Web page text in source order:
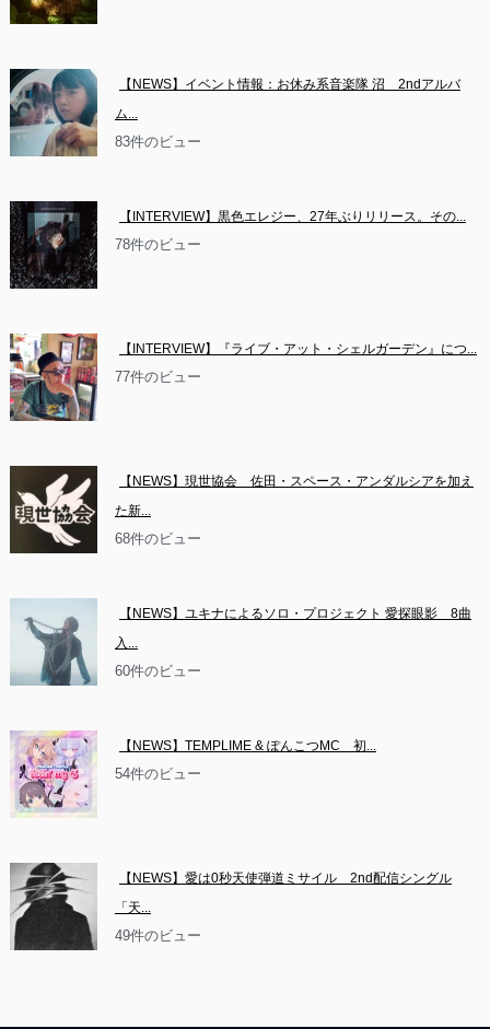
【NEWS】イベント情報：お休み系音楽隊 沼　2ndアルバ
ム...
83件のビュー
【INTERVIEW】黒色エレジー、27年ぶりリリース。その...
78件のビュー
【INTERVIEW】『ライブ・アット・シェルガーデン』につ...
77件のビュー
【NEWS】現世協会　佐田・スペース・アンダルシアを加え
た新...
68件のビュー
【NEWS】ユキナによるソロ・プロジェクト 愛探眼影　8曲
入...
60件のビュー
【NEWS】TEMPLIME & ぽんこつMC　初...
54件のビュー
【NEWS】愛は0秒天使弾道ミサイル　2nd配信シングル
「天...
49件のビュー